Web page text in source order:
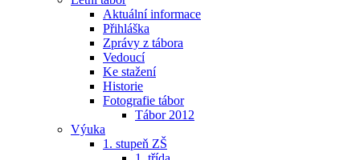
Aktuální informace
Přihláška
Zprávy z tábora
Vedoucí
Ke stažení
Historie
Fotografie tábor
Tábor 2012
Výuka
1. stupeň ZŠ